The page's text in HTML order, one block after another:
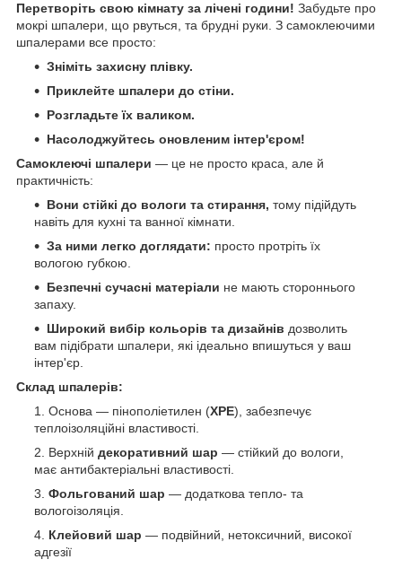
Перетворіть свою кімнату за лічені години! Забудьте про
мокрі шпалери, що рвуться, та брудні руки. З самоклеючими
шпалерами все просто:
Зніміть захисну плівку.
Приклейте шпалери до стіни.
Розгладьте їх валиком.
Насолоджуйтесь оновленим інтер'єром!
Самоклеючі шпалери ― це не просто краса, але й
практичність:
Вони стійкі до вологи та стирання, тому підійдуть
навіть для кухні та ванної кімнати.
За ними легко доглядати: просто протріть їх
вологою губкою.
Безпечні сучасні матеріали не мають стороннього
запаху.
Широкий вибір кольорів та дизайнів дозволить
вам підібрати шпалери, які ідеально впишуться у ваш
інтер'єр.
Склад шпалерів:
Основа ― пінополіетилен (XPE), забезпечує
теплоізоляційні властивості.
Верхній декоративний шар ― стійкий до вологи,
має антибактеріальні властивості.
Фольгований шар ― додаткова тепло- та
вологоізоляція.
Клейовий шар ― подвійний, нетоксичний, високої
адгезії